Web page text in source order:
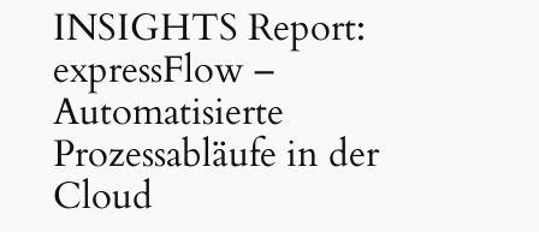
INSIGHTS Report:
expressFlow –
Automatisierte
Prozessabläufe in der
Cloud